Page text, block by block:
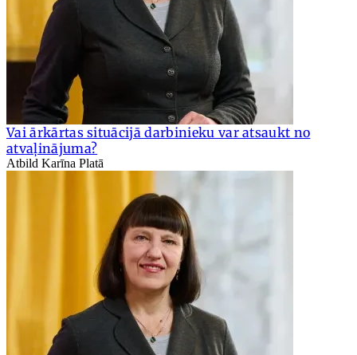
Vai ārkārtas situācijā darbinieku var atsaukt no
atvaļinājuma?
Atbild Karīna Platā